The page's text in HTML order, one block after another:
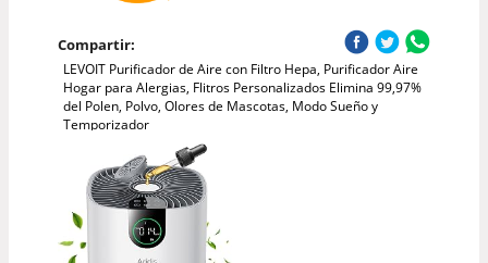
Compartir:
LEVOIT Purificador de Aire con Filtro Hepa, Purificador Aire
Hogar para Alergias, Flitros Personalizados Elimina 99,97%
del Polen, Polvo, Olores de Mascotas, Modo Sueño y
Temporizador